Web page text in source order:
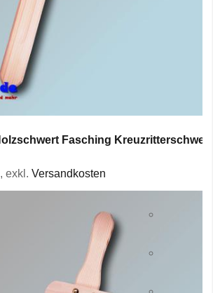
Fasching
, exkl. Versandkosten